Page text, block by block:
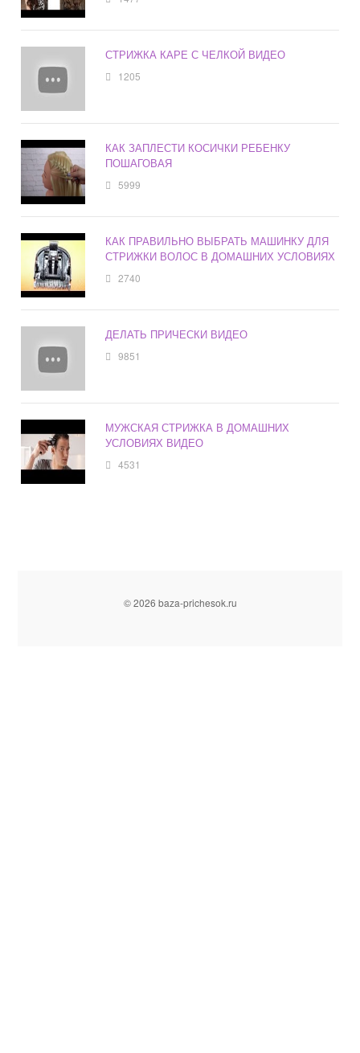
СТРИЖКА КАРЕ С ЧЕЛКОЙ ВИДЕО
1205
КАК ЗАПЛЕСТИ КОСИЧКИ РЕБЕНКУ
ПОШАГОВАЯ
5999
КАК ПРАВИЛЬНО ВЫБРАТЬ МАШИНКУ ДЛЯ
СТРИЖКИ ВОЛОС В ДОМАШНИХ УСЛОВИЯХ
2740
ДЕЛАТЬ ПРИЧЕСКИ ВИДЕО
9851
МУЖСКАЯ СТРИЖКА В ДОМАШНИХ
УСЛОВИЯХ ВИДЕО
4531
© 2026 baza-prichesok.ru